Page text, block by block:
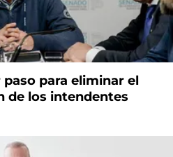
para eliminar el
de los intendentes